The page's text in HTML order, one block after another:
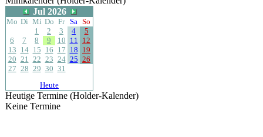
Jul 2026
Mo Di Mi Do Fr Sa So
1
2 3 4
5
6
7 8 9 10 11 12
13 14 15 16 17 18 19
20 21 22 23 24 25 26
27 28 29 30 31
Heute
Heutige Termine (Holder-Kalender)
Keine Termine